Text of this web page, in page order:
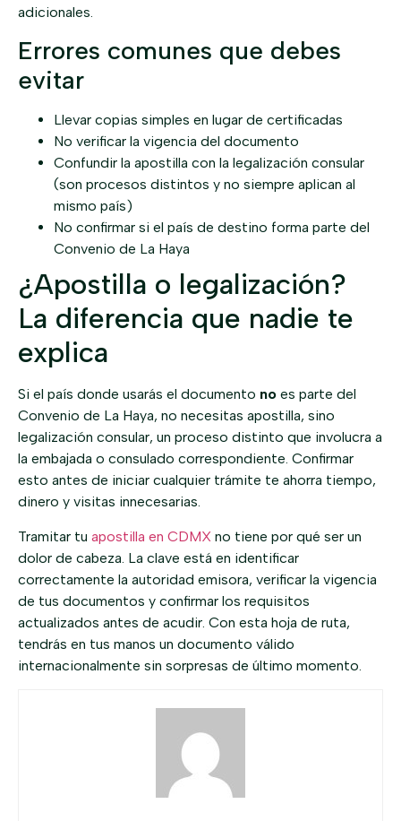
adicionales.
Errores comunes que debes
evitar
Llevar copias simples en lugar de certificadas
No verificar la vigencia del documento
Confundir la apostilla con la legalización consular
(son procesos distintos y no siempre aplican al
mismo país)
No confirmar si el país de destino forma parte del
Convenio de La Haya
¿Apostilla o legalización?
La diferencia que nadie te
explica
Si el país donde usarás el documento no es parte del
Convenio de La Haya, no necesitas apostilla, sino
legalización consular, un proceso distinto que involucra a
la embajada o consulado correspondiente. Confirmar
esto antes de iniciar cualquier trámite te ahorra tiempo,
dinero y visitas innecesarias.
Tramitar tu apostilla en CDMX no tiene por qué ser un
dolor de cabeza. La clave está en identificar
correctamente la autoridad emisora, verificar la vigencia
de tus documentos y confirmar los requisitos
actualizados antes de acudir. Con esta hoja de ruta,
tendrás en tus manos un documento válido
internacionalmente sin sorpresas de último momento.